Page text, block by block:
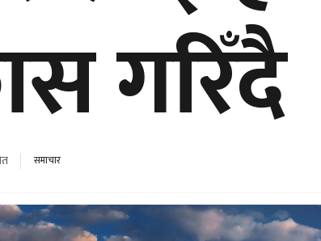
गरिँदै
समाचार